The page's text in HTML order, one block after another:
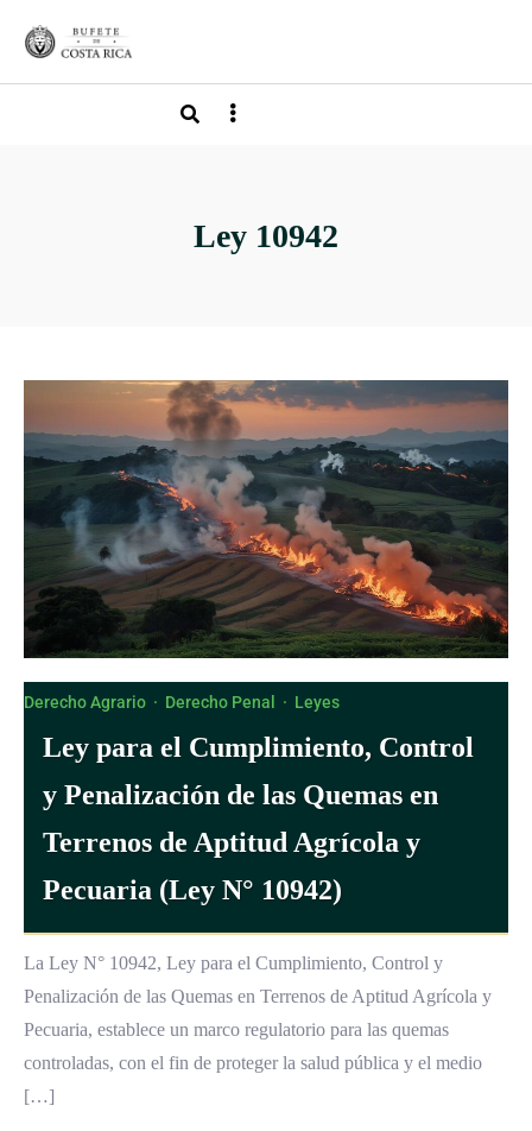
Ley 10942
Derecho Agrario · Derecho Penal · Leyes
Ley para el Cumplimiento, Control
y Penalización de las Quemas en
Terrenos de Aptitud Agrícola y
Pecuaria (Ley N° 10942)
La Ley N° 10942, Ley para el Cumplimiento, Control y
Penalización de las Quemas en Terrenos de Aptitud Agrícola y
Pecuaria, establece un marco regulatorio para las quemas
controladas, con el fin de proteger la salud pública y el medio
[…]